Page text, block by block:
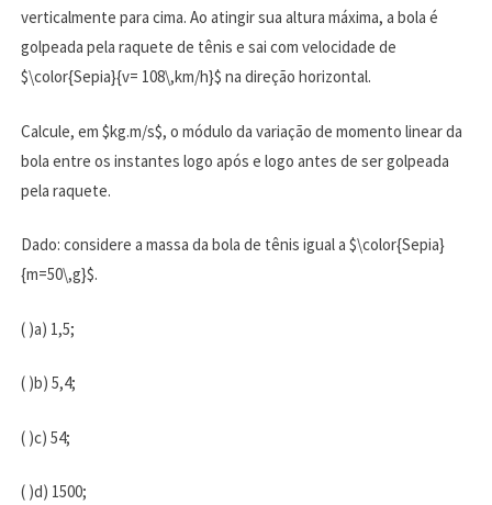
verticalmente para cima. Ao atingir sua altura máxima, a bola é
golpeada pela raquete de tênis e sai com velocidade de
$\color{Sepia}{v= 108\,km/h}$ na direção horizontal.
Calcule, em $kg.m/s$, o módulo da variação de momento linear da
bola entre os instantes logo após e logo antes de ser golpeada
pela raquete.
Dado: considere a massa da bola de tênis igual a $\color{Sepia}
{m=50\,g}$.
( )a) 1,5;
( )b) 5,4;
( )c) 54;
( )d) 1500;